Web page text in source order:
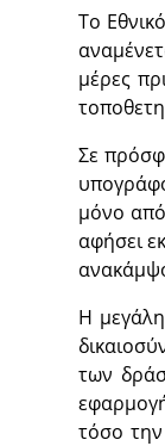
Το
μέρες
Σε
μόνο
αφήσει
Η
των
τόσο